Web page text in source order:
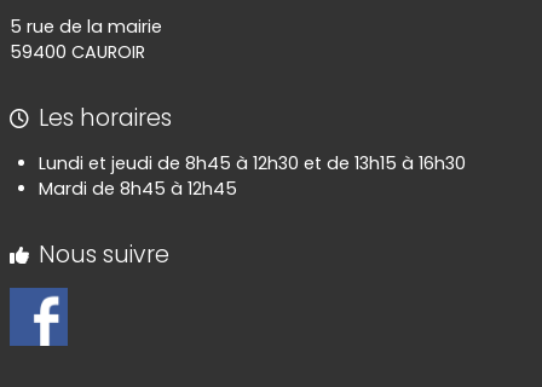
5 rue de la mairie
59400 CAUROIR
Les horaires
Lundi et jeudi de 8h45 à 12h30 et de 13h15 à 16h30
Mardi de 8h45 à 12h45
Nous suivre